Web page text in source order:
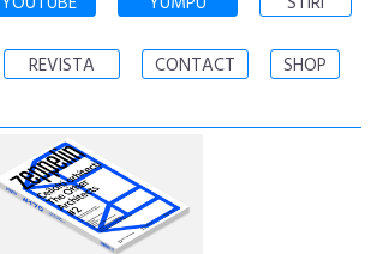
REVISTA CONTACT SHOP